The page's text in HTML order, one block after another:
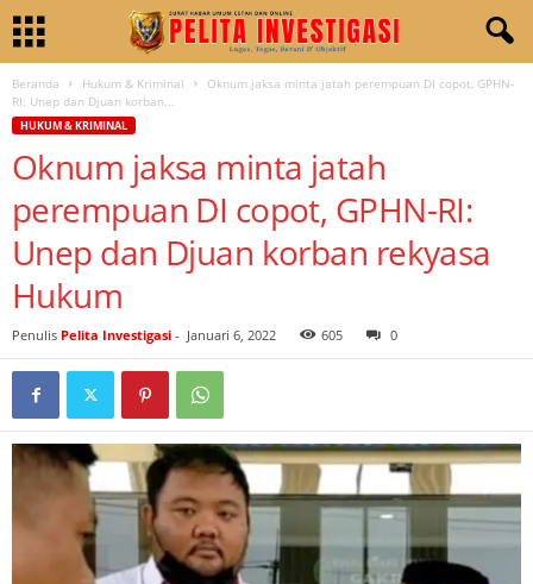
Beranda Hukum & Kriminal
Oknum jaksa minta jatah perempuan DI copot, GPHN-
RI: Unep dan Djuan korban...
HUKUM & KRIMINAL
Oknum jaksa minta jatah
perempuan DI copot, GPHN-RI:
Unep dan Djuan korban rekyasa
Hukum
Penulis Pelita Investigasi - Januari 6, 2022 605 0